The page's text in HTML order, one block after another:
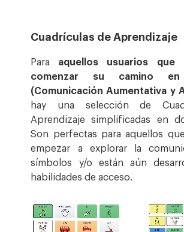
Cuadrículas de Aprendizaje
Para aquellos usuarios que
comenzar su camino
(Comunicación Aumentativa y
hay una selección de
Aprendizaje simplificadas en
Son perfectas para aquellos
empezar a explorar la
símbolos y/o están aún
habilidades de acceso.